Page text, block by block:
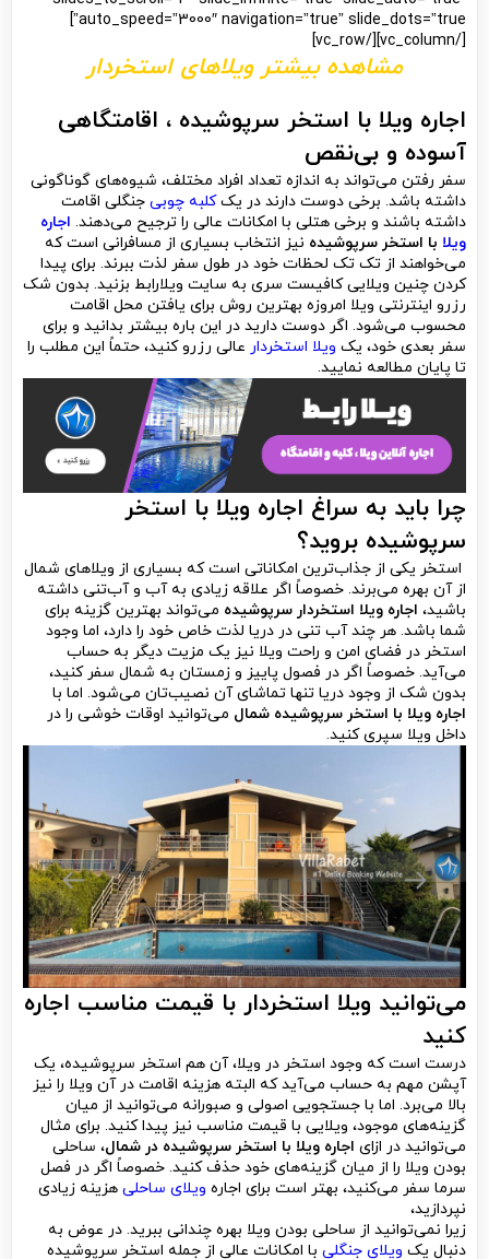
auto_speed=”3000″ navigation=”true” slide_dots=”true”]
[/vc_column][/vc_row]
مشاهده بیشتر ویلاهای استخردار
اجاره ویلا با استخر سرپوشیده ، اقامتگاهی
آسوده و بی‌نقص
سفر رفتن می‌تواند به اندازه تعداد افراد مختلف، شیوه‌های گوناگونی
داشته باشد. برخی دوست دارند در یککلبه چوبی جنگلی اقامت
داشته باشند و برخی هتلی با امکانات عالی را ترجیح می‌دهند. اجاره
ویلا با استخر سرپوشیده نیز انتخاب بسیاری از مسافرانی است که
می‌خواهند از تک تک لحظات خود در طول سفر لذت ببرند. برای پیدا
کردن چنین ویلایی کافیست سری به سایت ویلارابط بزنید. بدون شک
رزرو اینترنتی ویلا امروزه بهترین روش برای یافتن محل اقامت
محسوب می‌شود. اگر دوست دارید در این باره بیشتر بدانید و برای
سفر بعدی خود، یک ویلا استخردار عالی رزرو کنید، حتماً این مطلب را
تا پایان مطالعه نمایید.
چرا باید به سراغ اجاره ویلا با استخر
سرپوشیده بروید؟
استخر یکی از جذاب‌ترین امکاناتی است که بسیاری از ویلاهای شمال
از آن بهره می‌برند. خصوصاً اگر علاقه زیادی به آب و آب‌تنی داشته
باشید، اجاره ویلا استخردار سرپوشیده می‌تواند بهترین گزینه برای
شما باشد. هر چند آب تنی در دریا لذت خاص خود را دارد، اما وجود
استخر در فضای امن و راحت ویلا نیز یک مزیت دیگر به حساب
می‌آید. خصوصاً اگر در فصول پاییز و زمستان به شمال سفر کنید،
بدون شک از وجود دریا تنها تماشای آن نصیب‌تان می‌شود. اما با
اجاره ویلا با استخر سرپوشیده شمال می‌توانید اوقات خوشی را در
داخل ویلا سپری کنید.
می‌توانید ویلا استخردار با قیمت مناسب اجاره
کنید
درست است که وجود استخر در ویلا، آن هم استخر سرپوشیده، یک
آپشن مهم به حساب می‌آید که البته هزینه اقامت در آن ویلا را نیز
بالا می‌برد. اما با جستجویی اصولی و صبورانه می‌توانید از میان
گزینه‌های موجود، ویلایی با قیمت مناسب نیز پیدا کنید. برای مثال
می‌توانید در ازای اجاره ویلا با استخر سرپوشیده در شمال، ساحلی
بودن ویلا را از میان گزینه‌های خود حذف کنید. خصوصاً اگر در فصل
سرما سفر می‌کنید، بهتر است برای اجاره ویلای ساحلی هزینه زیادی
نپردازید،
زیرا نمی‌توانید از ساحلی بودن ویلا بهره چندانی ببرید. در عوض به
دنبال یک ویلای جنگلی با امکانات عالی از جمله استخر سرپوشیده